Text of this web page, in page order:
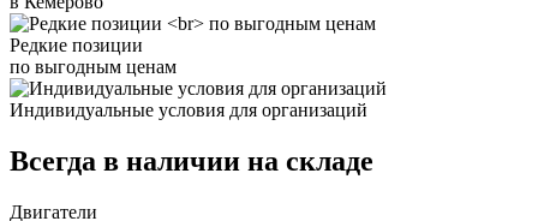
Редкие позиции
по выгодным ценам
Индивидуальные условия для организаций
Всегда в наличии на складе
Двигатели